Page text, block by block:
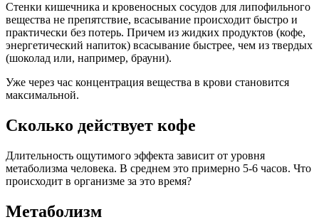
Стенки кишечника и кровеносных сосудов для липофильного
вещества не препятствие, всасывание происходит быстро и
практически без потерь. Причем из жидких продуктов (кофе,
энергетический напиток) всасывание быстрее, чем из твердых
(шоколад или, например, брауни).
Уже через час концентрация вещества в крови становится
максимальной.
Сколько действует кофе
Длительность ощутимого эффекта зависит от уровня
метаболизма человека. В среднем это примерно 5-6 часов. Что
происходит в организме за это время?
Метаболизм